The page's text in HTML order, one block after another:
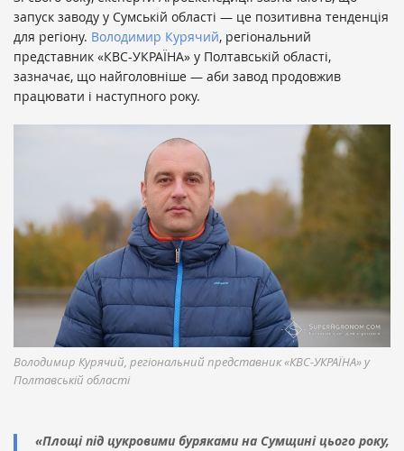
запуск заводу у Сумській області — це позитивна тенденція
для регіону. Володимир Курячий, регіональний
представник «КВС-УКРАЇНА» у Полтавській області,
зазначає, що найголовніше — аби завод продовжив
працювати і наступного року.
Володимир Курячий, регіональний представник «КВС-УКРАЇНА» у
Полтавській області
«Площі під цукровими буряками на Сумщині цього року,